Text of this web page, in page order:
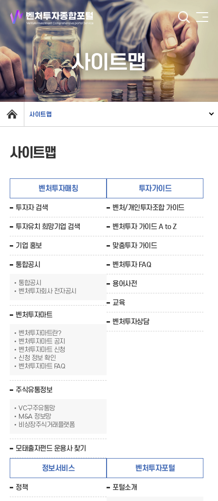
사이트맵
사이트맵
사이트맵
벤처투자매칭
투자자 검색
투자유치 희망기업 검색
기업 홍보
통합공시
통합공시
벤처투자회사 전자공시
벤처투자마트
벤처투자마트란?
벤처투자마트 공지
벤처투자마트 신청
신청 정보 확인
벤처투자마트 FAQ
주식유통정보
VC구주유통망
M&A 정보망
비상장주식거래플랫폼
모태출자펀드 운용사 찾기
투자가이드
벤처/개인투자조합 가이드
벤처투자 가이드 A to Z
맞춤투자 가이드
벤처투자 FAQ
용어사전
교육
벤처투자상담
정보서비스
정책
벤처투자포털
포털소개